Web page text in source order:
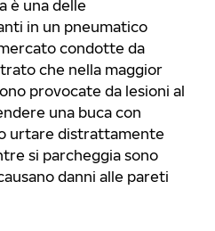
è una delle
in un pneumatico
condotte da
che nella maggior
provocate da lesioni al
una buca con
urtare distrattamente
si parcheggia sono
danni alle pareti